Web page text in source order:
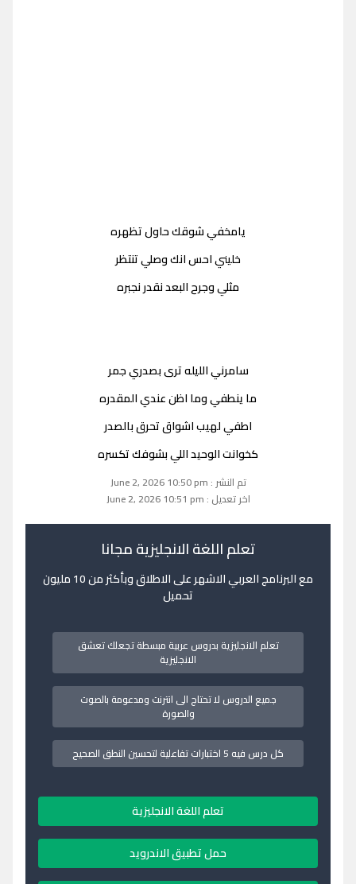
يامخفي شوقك حاول تظهره
خليني احس انك وصلي تنتظر
مثلي وجرح البعد نقدر نجبره
سامرني الليله ترى بصدري جمر
ما ينطفي وما اظن عندي المقدره
اطفي لهيب اشواق تحرق بالصدر
كخوانت الوحيد اللي بشوفك تكسره
تم النشر : June 2, 2026 10:50 pm
اخر تعديل : June 2, 2026 10:51 pm
تعلم اللغة الانجليزية مجانا
مع البرنامج العربي الاشهر على الاطلاق وبأكثر من 10 مليون
تحميل
تعلم الانجليزية بدروس عربية مبسطة تجعلك تعشق
الانجليزية
جميع الدروس لا تحتاج الى انترنت ومدعومة بالصوت
والصورة
كل درس فيه 5 اختبارات تفاعلية لتحسين النطق الصحيح
تعلم اللغة الانجليزية
حمل تطبيق الاندرويد